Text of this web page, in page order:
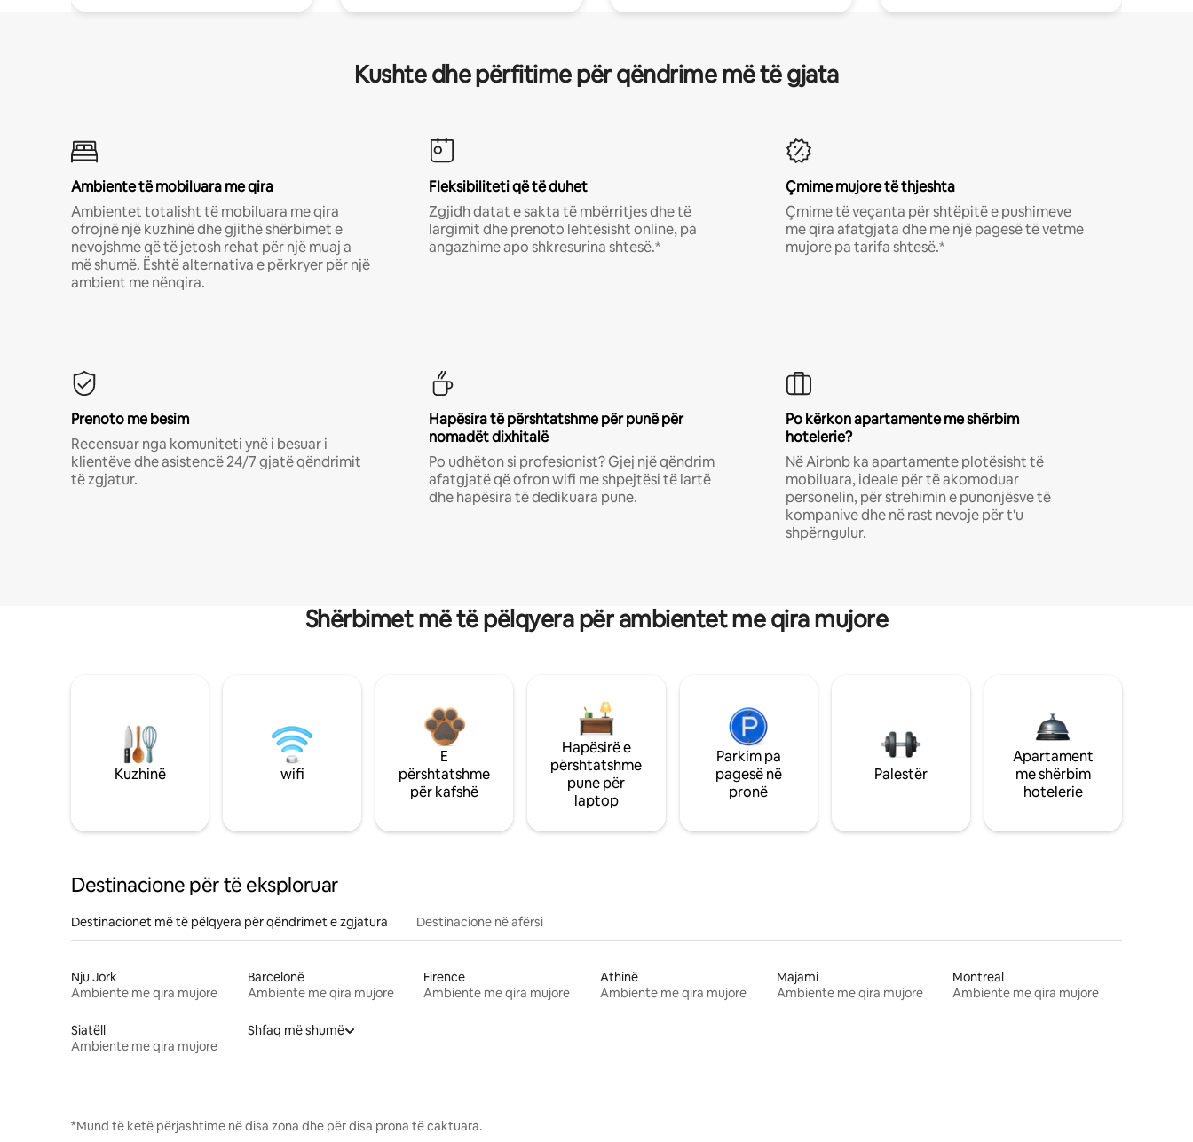
Kushte dhe përfitime për qëndrime më të gjata
Ambiente të mobiluara me qira
Ambientet totalisht të mobiluara me qira
ofrojnë një kuzhinë dhe gjithë shërbimet e
nevojshme që të jetosh rehat për një muaj a
më shumë. Është alternativa e përkryer për një
ambient me nënqira.
Fleksibiliteti që të duhet
Zgjidh datat e sakta të mbërritjes dhe të
largimit dhe prenoto lehtësisht online, pa
angazhime apo shkresurina shtesë.*
Çmime mujore të thjeshta
Çmime të veçanta për shtëpitë e pushimeve
me qira afatgjata dhe me një pagesë të vetme
mujore pa tarifa shtesë.*
Prenoto me besim
Recensuar nga komuniteti ynë i besuar i
klientëve dhe asistencë 24/7 gjatë qëndrimit
të zgjatur.
Hapësira të përshtatshme për punë për
nomadët dixhitalë
Po udhëton si profesionist? Gjej një qëndrim
afatgjatë që ofron wifi me shpejtësi të lartë
dhe hapësira të dedikuara pune.
Po kërkon apartamente me shërbim
hotelerie?
Në Airbnb ka apartamente plotësisht të
mobiluara, ideale për të akomoduar
personelin, për strehimin e punonjësve të
kompanive dhe në rast nevoje për t'u
shpërngulur.
Shërbimet më të pëlqyera për ambientet me qira mujore
Kuzhinë wifi
E
përshtatshme
për kafshë
Hapësirë e
përshtatshme
pune për
laptop
Parkim pa
pagesë në
pronë
Palestër
Apartament
me shërbim
hotelerie
Destinacione për të eksploruar
Destinacionet më të pëlqyera për qëndrimet e zgjatura Destinacione në afërsi
Nju Jork
Ambiente me qira mujore
Barcelonë
Ambiente me qira mujore
Firence
Ambiente me qira mujore
Athinë
Ambiente me qira mujore
Majami
Ambiente me qira mujore
Montreal
Ambiente me qira mujore
Siatëll
Ambiente me qira mujore
Shfaq më shumë
*Mund të ketë përjashtime në disa zona dhe për disa prona të caktuara.